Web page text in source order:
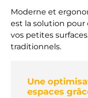
Moderne et
est la solution
vos petites
traditionnels.
Une
espaces